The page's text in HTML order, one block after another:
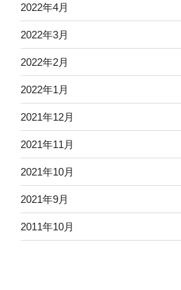
2022年4月
2022年3月
2022年2月
2022年1月
2021年12月
2021年11月
2021年10月
2021年9月
2011年10月